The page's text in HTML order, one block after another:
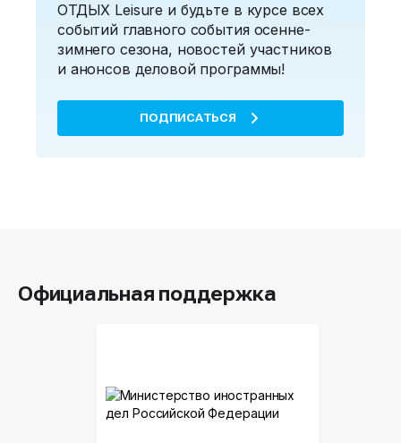
ОТДЫХ Leisure и будьте в курсе всех
событий главного события осенне-
зимнего сезона, новостей участников
и анонсов деловой программы!
ПОДПИСАТЬСЯ
Официальная поддержка